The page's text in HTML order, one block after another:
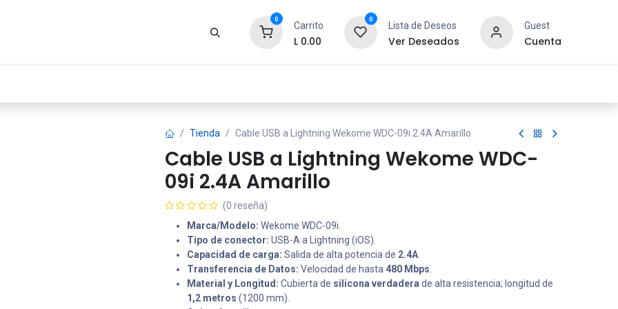
0
Carrito
L 0.00
0
Lista de Deseos
Ver Deseados
Guest
Cuenta
Tienda Cable USB a Lightning Wekome WDC-09i 2.4A Amarillo
Cable USB a Lightning Wekome WDC-
09i 2.4A Amarillo
(0 reseña)
Marca/Modelo: Wekome WDC-09i.
Tipo de conector: USB-A a Lightning (iOS).
Capacidad de carga: Salida de alta potencia de 2.4A
Transferencia de Datos: Velocidad de hasta 480 Mbps
Material y Longitud: Cubierta de silicona verdadera de alta resistencia; longitud de
1,2 metros (1200 mm).